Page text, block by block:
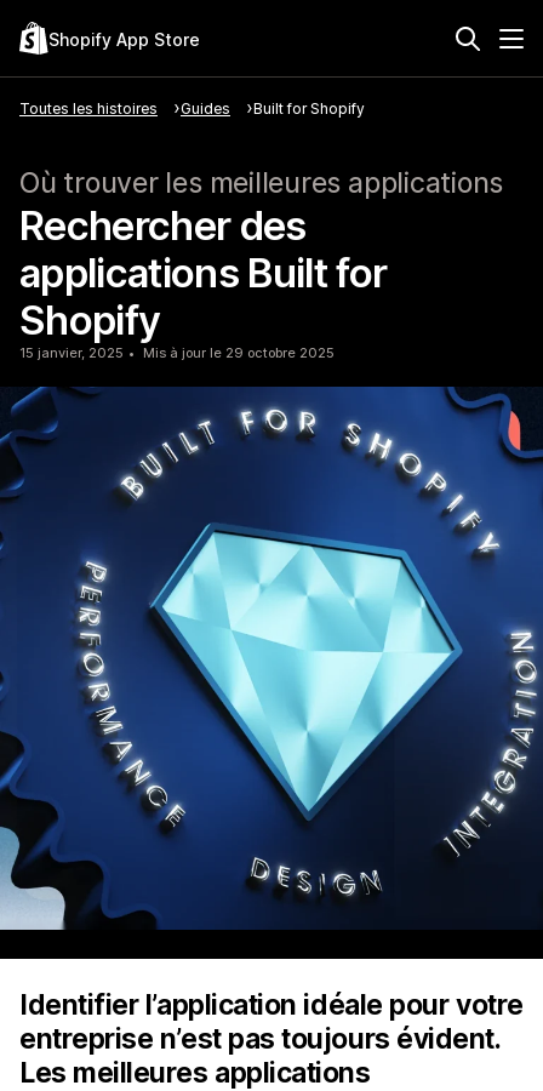
Shopify App Store
Toutes les histoires Guides Built for Shopify
Où trouver les meilleures applications
Rechercher des
applications Built for
Shopify
15 janvier, 2025 Mis à jour le 29 octobre 2025
Identifier l’application idéale pour votre
entreprise n’est pas toujours évident.
Les meilleures applications